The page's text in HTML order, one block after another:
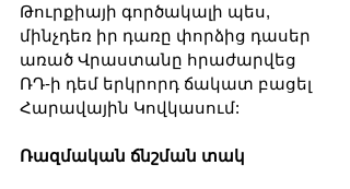
Թուրքիայի գործակալի պես,
մինչդեռ իր դառը փորձից դասեր
առած Վրաստանը հրաժարվեց
ՌԴ-ի դեմ երկրորդ ճակատ բացել
Հարավային Կովկասում:
Ռազմական ճնշման տակ